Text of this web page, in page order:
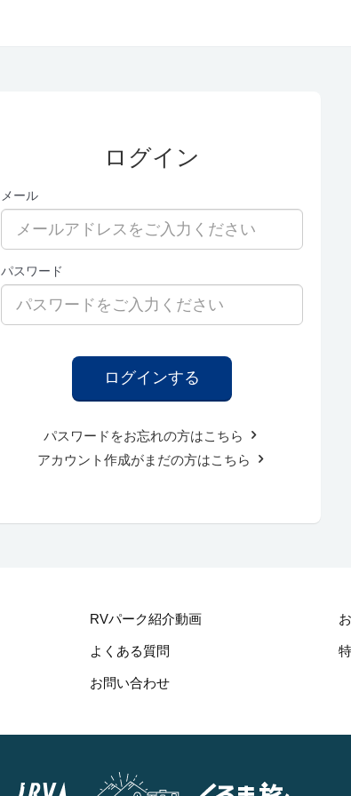
ログイン
メール
パスワード
パスワードをお忘れの方はこちら
アカウント作成がまだの方はこちら
RVパーク紹介動画
よくある質問
お問い合わせ